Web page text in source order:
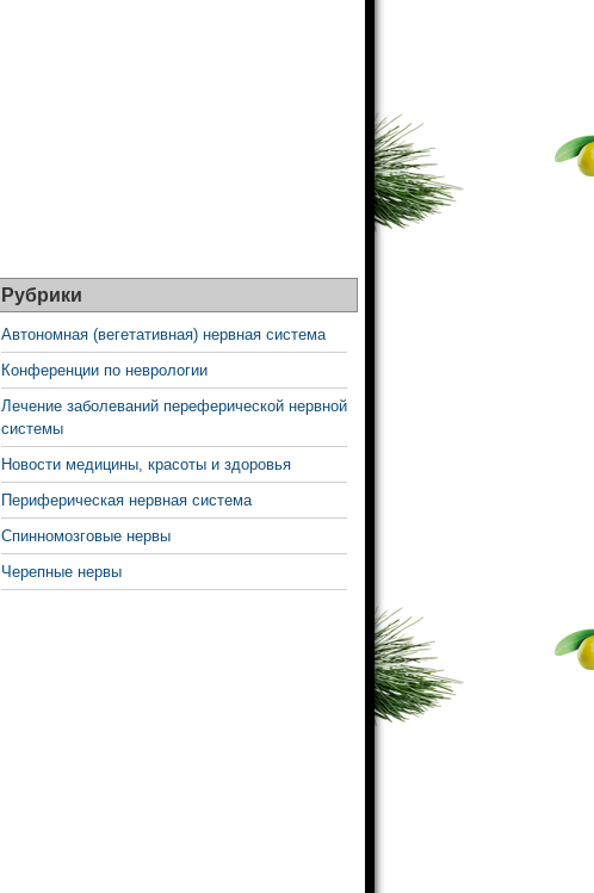
Рубрики
Автономная (вегетативная) нервная система
Конференции по неврологии
Лечение заболеваний переферической нервной
системы
Новости медицины, красоты и здоровья
Периферическая нервная система
Спинномозговые нервы
Черепные нервы